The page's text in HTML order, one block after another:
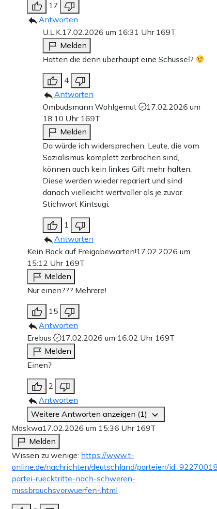
17
Antworten
U.L.K.17.02.2026 um 16:31 Uhr 169T
Melden
Hatten die denn überhaupt eine Schüssel?
4
Antworten
Ombudsmann Wohlgemut
17.02.2026 um
18:10 Uhr 169T
Melden
Da würde ich widersprechen. Leute, die vom
Sozialismus komplett zerbrochen sind,
können auch kein linkes Gift mehr halten.
Diese werden wieder repariert und sind
danach vielleicht wertvoller als je zuvor.
Stichwort Kintsugi.
1
Antworten
Kein Bock auf Freigabewarten!17.02.2026 um
15:12 Uhr 169T
Melden
Nur einen??? Mehrere!
15
Antworten
Erebus
17.02.2026 um 16:02 Uhr 169T
Melden
Einen?
2
Antworten
Weitere Antworten anzeigen (1)
Moskwa17.02.2026 um 15:36 Uhr 169T
Melden
Wissen zu wenige: https://www.t-
online.de/nachrichten/deutschland/parteien/
partei-ruecktritte-nach-schweren-
missbrauchsvorwuerfen-.html